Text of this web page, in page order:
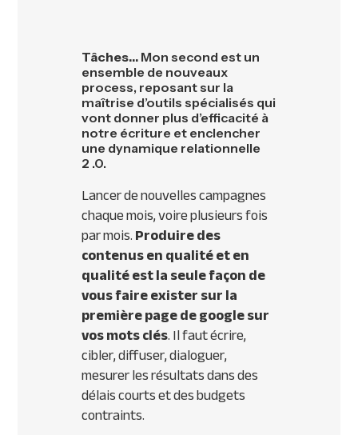
Tâches… Mon second est un
ensemble de nouveaux
process, reposant sur la
maîtrise d’outils spécialisés qui
vont donner plus d’efficacité à
notre écriture et enclencher
une dynamique relationnelle
2 .0.
Lancer de nouvelles campagnes
chaque mois, voire plusieurs fois
par mois.Produire des
contenus en qualité et en
qualité est la seule façon de
vous faire exister sur la
première page de google sur
vos mots clés. Il faut écrire,
cibler, diffuser, dialoguer,
mesurer les résultats dans des
délais courts et des budgets
contraints.